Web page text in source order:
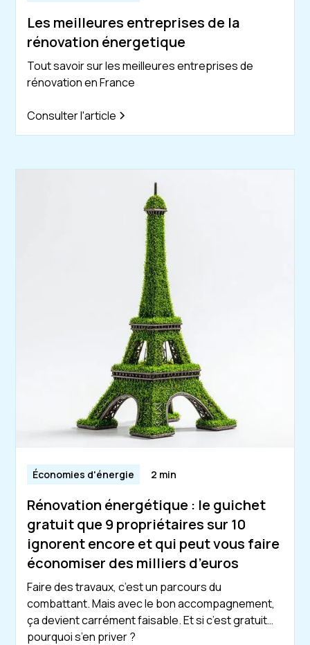
Les meilleures entreprises de la
rénovation énergetique
Tout savoir sur les meilleures entreprises de
rénovation en France
Consulter l'article
Économies d'énergie 2 min
Rénovation énergétique : le guichet
gratuit que 9 propriétaires sur 10
ignorent encore et qui peut vous faire
économiser des milliers d’euros
Faire des travaux, c’est un parcours du
combattant. Mais avec le bon accompagnement,
ça devient carrément faisable. Et si c’est gratuit…
pourquoi s’en priver ?